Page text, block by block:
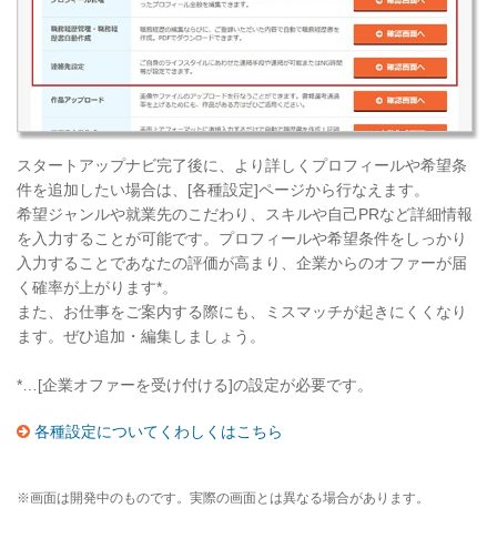
スタートアップナビ完了後に、より詳しくプロフィールや希望条
件を追加したい場合は、[各種設定]ページから行なえます。
希望ジャンルや就業先のこだわり、スキルや自己PRなど詳細情報
を入力することが可能です。プロフィールや希望条件をしっかり
入力することであなたの評価が高まり、企業からのオファーが届
く確率が上がります*。
また、お仕事をご案内する際にも、ミスマッチが起きにくくなり
ます。ぜひ追加・編集しましょう。
*…[企業オファーを受け付ける]の設定が必要です。
各種設定についてくわしくはこちら
※画面は開発中のものです。実際の画面とは異なる場合があります。